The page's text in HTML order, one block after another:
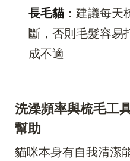
長毛貓 ：建議每
斷，否則毛髮容易
成不適
洗澡頻率與梳毛工
幫助
貓咪本身有自我清潔